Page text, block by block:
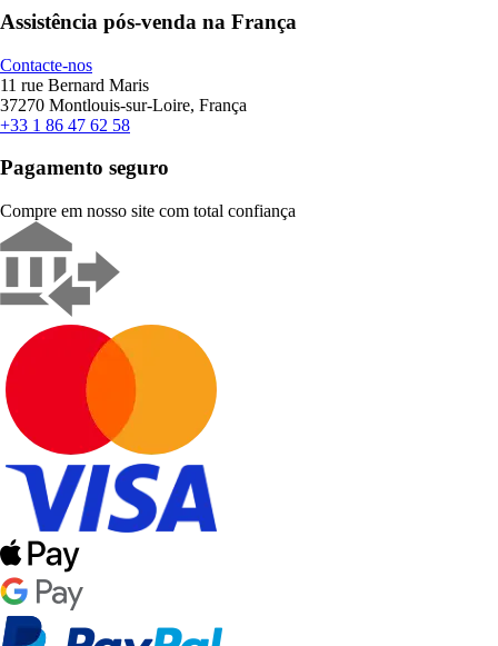
Assistência pós-venda na França
Contacte-nos
11 rue Bernard Maris
37270 Montlouis-sur-Loire, França
+33 1 86 47 62 58
Pagamento seguro
Compre em nosso site com total confiança